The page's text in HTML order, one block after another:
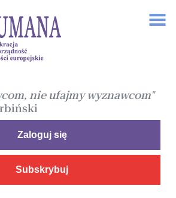
nie ufajmy wyznawcom"
Zaloguj się
Subskrybuj